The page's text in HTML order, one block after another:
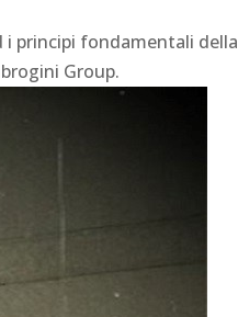
i principi fondamentali della
Group.